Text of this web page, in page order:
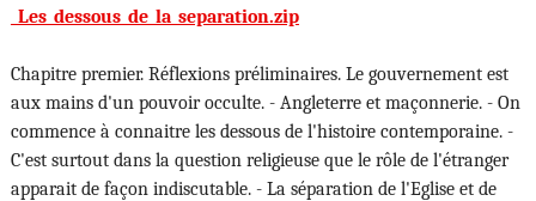
_Les_dessous_de_la_separation.zip
Chapitre premier. Réflexions préliminaires. Le gouvernement est
aux mains d'un pouvoir occulte. - Angleterre et maçonnerie. - On
commence à connaitre les dessous de l'histoire contemporaine. -
C'est surtout dans la question religieuse que le rôle de l'étranger
apparait de façon indiscutable. - La séparation de l'Eglise et de